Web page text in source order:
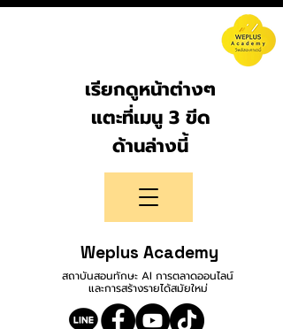
เรียกดูหน้าต่างๆ
แตะที่เมนู 3 ขีด
ด้านล่างนี้
Weplus Academy
สถาบันสอนทักษะ AI การตลาดออนไลน์
และการสร้างรายได้สมัยใหม่